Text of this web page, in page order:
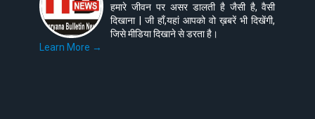
हमारे जीवन पर असर डालती है जैसी है, वैसी
दिखाना | जी हाँ,यहां आपको वो ख़बरें भी दिखेंगी,
जिसे मीडिया दिखाने से डरता है।
Learn More →